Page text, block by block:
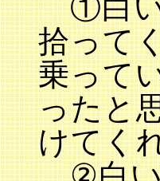
①白い
拾って
乗って
ったと
けてく